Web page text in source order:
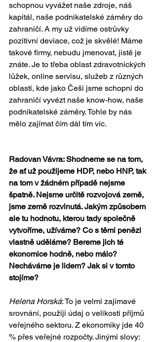
schopnou vyvážet naše zdroje, náš
kapitál, naše podnikatelské záměry do
zahraničí. A my už vidíme ostrůvky
pozitivní deviace, což je skvělé! Máme
takové firmy, nebudu jmenovat, jistě je
znáte. Je to třeba oblast zdravotnických
lůžek, online servisu, služeb z různých
oblastí, kde jako Češi jsme schopni do
zahraničí vyvézt naše know-how, naše
podnikatelské záměry. Tohle by nás
mělo zajímat čím dál tím víc.
Radovan Vávra: Shodneme se na tom,
že ať už použijeme HDP, nebo HNP, tak
na tom v žádném případě nejsme
špatně. Nejsme určitě rozvojová země,
jsme země rozvinutá. Jakým způsobem
ale tu hodnotu, kterou tady společně
vytvoříme, užíváme? Co s těmi penězi
vlastně uděláme? Bereme jich té
ekonomice hodně, nebo málo?
Necháváme je lidem? Jak si v tomto
stojíme?
Helena Horská: To je velmi zajímavé
srovnání, použiji údaj o velikosti příjmů
veřejného sektoru. Z ekonomiky jde 40
% přes veřejné rozpočty. Jinými slovy: